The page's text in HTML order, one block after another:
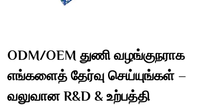
ODM/OEM துணி வழங்குநராக
எங்களைத் தேர்வு செய்யுங்கள் –
வலுவான R&D & உற்பத்தி